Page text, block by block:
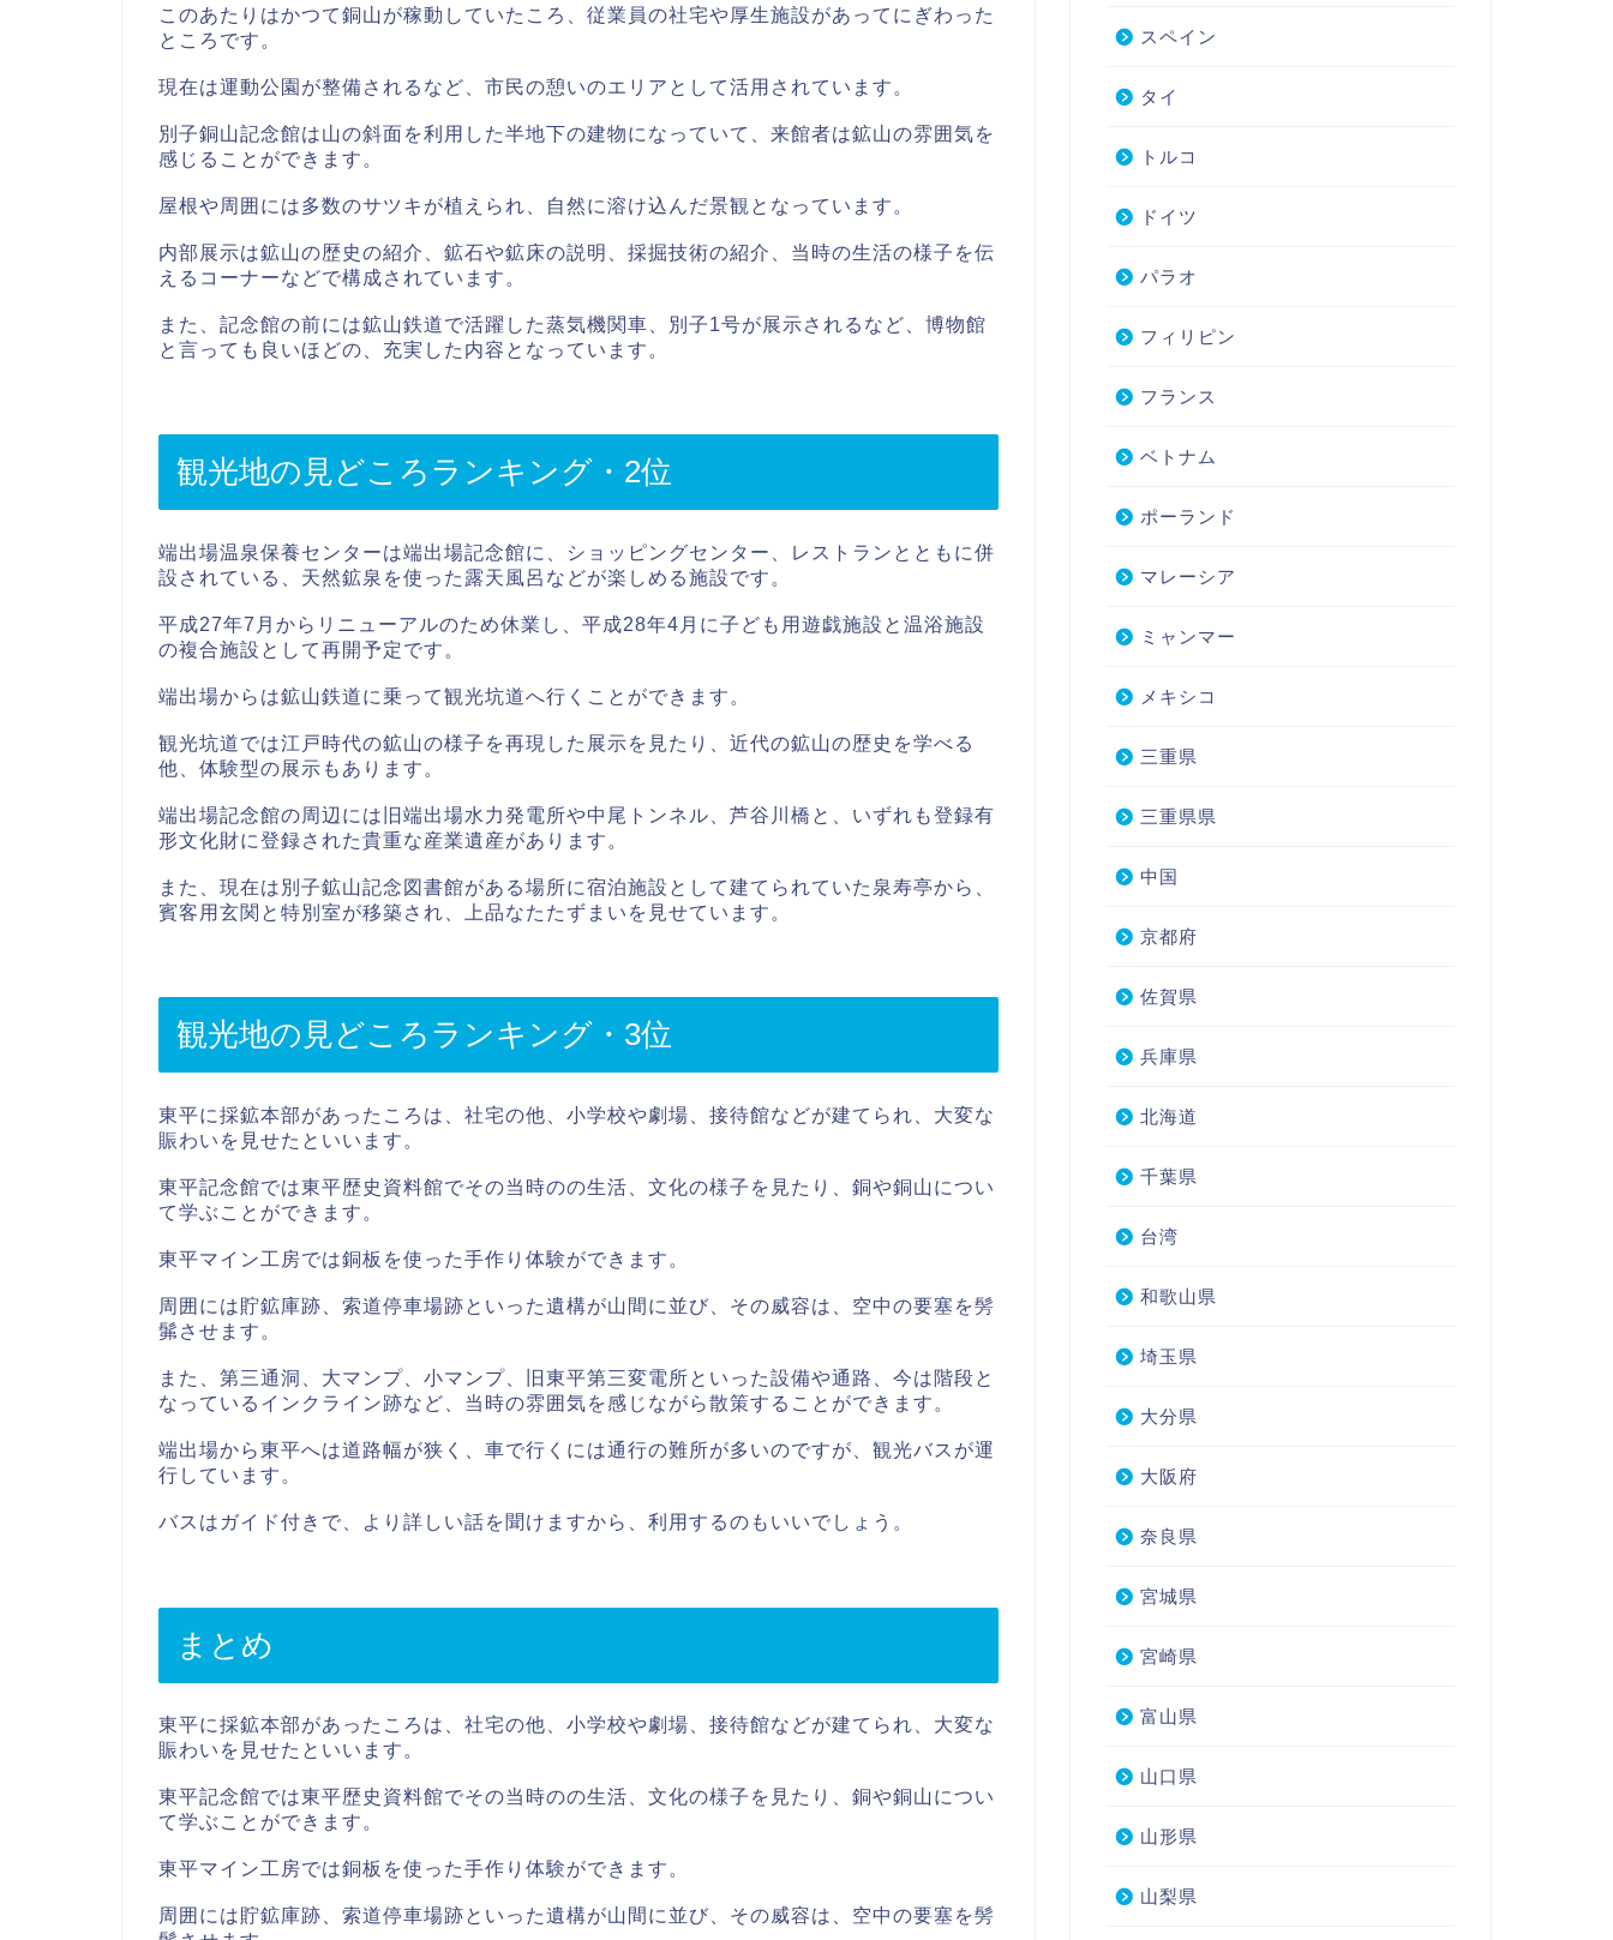
このあたりはかつて銅山が稼動していたころ、従業員の社宅や厚生施設があってにぎわった
ところです。
現在は運動公園が整備されるなど、市民の憩いのエリアとして活用されています。
別子銅山記念館は山の斜面を利用した半地下の建物になっていて、来館者は鉱山の雰囲気を
感じることができます。
屋根や周囲には多数のサツキが植えられ、自然に溶け込んだ景観となっています。
内部展示は鉱山の歴史の紹介、鉱石や鉱床の説明、採掘技術の紹介、当時の生活の様子を伝
えるコーナーなどで構成されています。
また、記念館の前には鉱山鉄道で活躍した蒸気機関車、別子1号が展示されるなど、博物館
と言っても良いほどの、充実した内容となっています。
観光地の見どころランキング・2位
端出場温泉保養センターは端出場記念館に、ショッピングセンター、レストランとともに併
設されている、天然鉱泉を使った露天風呂などが楽しめる施設です。
平成27年7月からリニューアルのため休業し、平成28年4月に子ども用遊戯施設と温浴施設
の複合施設として再開予定です。
端出場からは鉱山鉄道に乗って観光坑道へ行くことができます。
観光坑道では江戸時代の鉱山の様子を再現した展示を見たり、近代の鉱山の歴史を学べる
他、体験型の展示もあります。
端出場記念館の周辺には旧端出場水力発電所や中尾トンネル、芦谷川橋と、いずれも登録有
形文化財に登録された貴重な産業遺産があります。
また、現在は別子鉱山記念図書館がある場所に宿泊施設として建てられていた泉寿亭から、
賓客用玄関と特別室が移築され、上品なたたずまいを見せています。
観光地の見どころランキング・3位
東平に採鉱本部があったころは、社宅の他、小学校や劇場、接待館などが建てられ、大変な
賑わいを見せたといいます。
東平記念館では東平歴史資料館でその当時のの生活、文化の様子を見たり、銅や銅山につい
て学ぶことができます。
東平マイン工房では銅板を使った手作り体験ができます。
周囲には貯鉱庫跡、索道停車場跡といった遺構が山間に並び、その威容は、空中の要塞を髣
髴させます。
また、第三通洞、大マンプ、小マンプ、旧東平第三変電所といった設備や通路、今は階段と
なっているインクライン跡など、当時の雰囲気を感じながら散策することができます。
端出場から東平へは道路幅が狭く、車で行くには通行の難所が多いのですが、観光バスが運
行しています。
バスはガイド付きで、より詳しい話を聞けますから、利用するのもいいでしょう。
まとめ
東平に採鉱本部があったころは、社宅の他、小学校や劇場、接待館などが建てられ、大変な
賑わいを見せたといいます。
東平記念館では東平歴史資料館でその当時のの生活、文化の様子を見たり、銅や銅山につい
て学ぶことができます。
東平マイン工房では銅板を使った手作り体験ができます。
周囲には貯鉱庫跡、索道停車場跡といった遺構が山間に並び、その威容は、空中の要塞を髣
スペイン
タイ
トルコ
ドイツ
パラオ
フィリピン
フランス
ベトナム
ポーランド
マレーシア
ミャンマー
メキシコ
三重県
三重県県
中国
京都府
佐賀県
兵庫県
北海道
千葉県
台湾
和歌山県
埼玉県
大分県
大阪府
奈良県
宮城県
宮崎県
富山県
山口県
山形県
山梨県